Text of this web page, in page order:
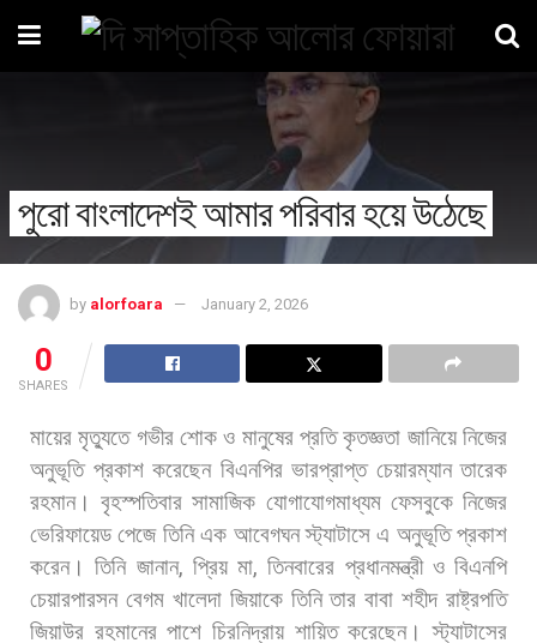
পুরো বাংলাদেশই আমার পরিবার হয়ে উঠেছে
by alorfoara January 2, 2026
0
SHARES
মায়ের মৃত্যুতে গভীর শোক ও মানুষের প্রতি কৃতজ্ঞতা জানিয়ে নিজের
অনুভূতি প্রকাশ করেছেন বিএনপির ভারপ্রাপ্ত চেয়ারম্যান তারেক
রহমান। বৃহস্পতিবার সামাজিক যোগাযোগমাধ্যম ফেসবুকে নিজের
ভেরিফায়েড পেজে তিনি এক আবেগঘন স্ট্যাটাসে এ অনুভূতি প্রকাশ
করেন। তিনি জানান, প্রিয় মা,তিনবারের প্রধানমন্ত্রী ও বিএনপি
চেয়ারপারসন বেগম খালেদা জিয়াকে তিনি তার বাবা শহীদ রাষ্ট্রপতি
জিয়াউর রহমানের পাশে চিরনিদ্রায় শায়িত করেছেন। স্ট্যাটাসের